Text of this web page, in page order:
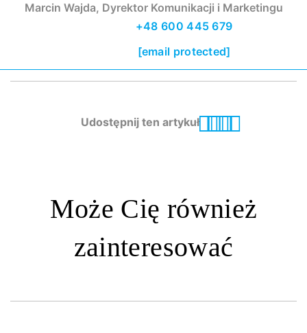
Marcin Wajda, Dyrektor Komunikacji i Marketingu
+48 600 445 679
[email protected]
Udostępnij ten artykuł
Może Cię również
zainteresować